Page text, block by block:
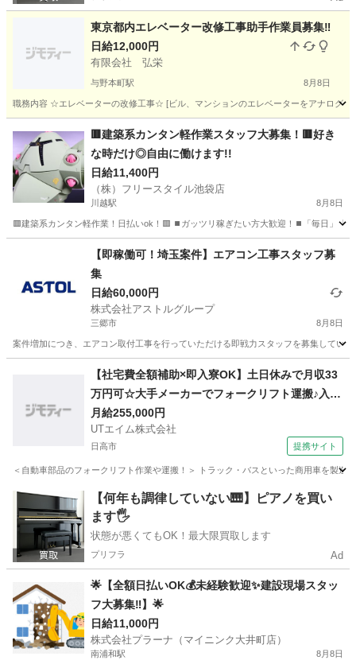
東京都内エレベーター改修工事助手作業員募集‼️
日給12,000円
有限会社 弘栄
与野本町駅 8月8日
職務内容 ☆エレベーターの改修工事☆ [ビル、マンションのエレベーターをアナログ
さいたま市 与野本町駅 その他 給料
🟥建築系カンタン軽作業スタッフ大募集！🟥好き
な時だけ◎自由に働けます!!
日給11,400円
（株）フリースタイル池袋店
川越駅 8月8日
🟥建築系カンタン軽作業！日払いok！🟥 ⏹️ガッツリ稼ぎたい方大歓迎！⏹️「毎日」「
川越駅 建築 カンタン
【即稼働可！埼玉案件】エアコン工事スタッフ募
集
日給60,000円
株式会社アストルグループ
三郷市 8月8日
案件増加につき、エアコン取付工事を行っていただける即戦力スタッフを募集してい
その他 スタッフ
【社宅費全額補助×即入寮OK】土日休みで月収33
万円可☆大手メーカーでフォークリフト運搬♪入社
祝い金や期間満了金あり◎20代～50代の男性活躍
中！＜東京都日野市＞
月給255,000円
UTエイム株式会社
日高市 提携サイト
＜自動車部品のフォークリフト作業や運搬！＞ トラック・バスといった商用車を製
埼玉 日高市 大工
【何年も調律していない🎹】ピアノを買い
ます🖐️
状態が悪くてもOK！最大限買取します
プリフラ Ad
🌟【全額日払いOK💰未経験歓迎✨建設現場スタッ
フ大募集‼】🌟
日給11,000円
株式会社プラーナ（マイニンク大井町店）
南浦和駅 8月8日